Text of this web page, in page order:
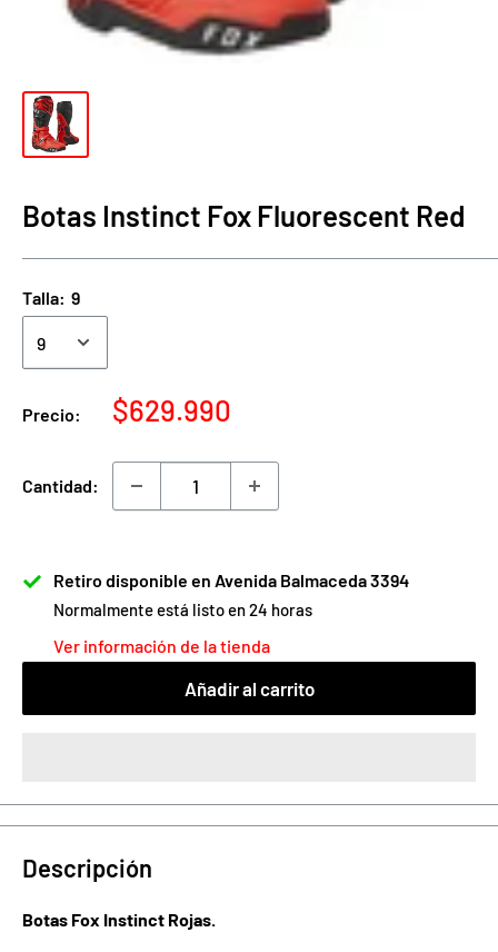
Botas Instinct Fox Fluorescent Red
Talla: 9
Precio:
Precio
venta
$629.990
Cantidad:
Retiro disponible en Avenida Balmaceda 3394
Normalmente está listo en 24 horas
Ver información de la tienda
Añadir al carrito
Descripción
Botas Fox Instinct Rojas.